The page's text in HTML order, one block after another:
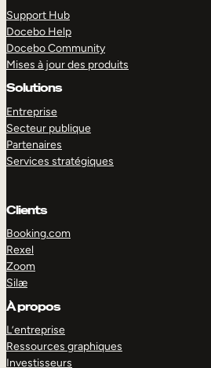
Support Hub
Docebo Help
Docebo Community
Mises à jour des produits
Solutions
Entreprise
Secteur publique
Partenaires
Services stratégiques
Clients
Booking.com
Rexel
Zoom
Silæ
À propos
L’entreprise
Ressources graphiques
Investisseurs